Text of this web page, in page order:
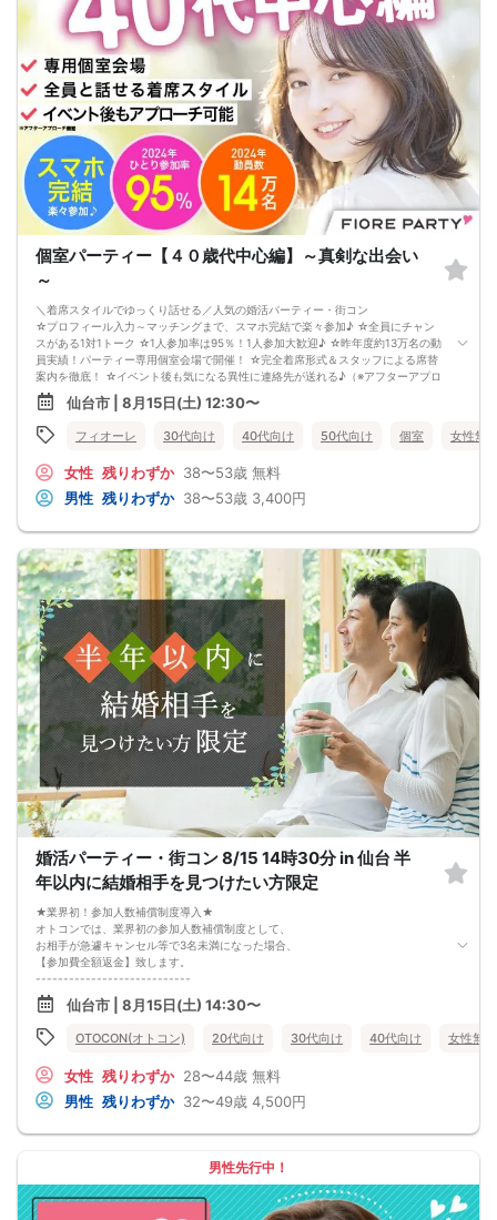
個室パーティー【４０歳代中心編】～真剣な出会い
～
＼着席スタイルでゆっくり話せる／人気の婚活パーティー・街コン
☆プロフィール入力～マッチングまで、スマホ完結で楽々参加♪ ☆全員にチャン
スがある1対1トーク ☆1人参加率は95％！1人参加大歓迎♪ ☆昨年度約13万名の動
員実績！パーティー専用個室会場で開催！ ☆完全着席形式＆スタッフによる席替
案内を徹底！ ☆イベント後も気になる異性に連絡先が送れる♪（※アフターアプロ
ーチ機能） スタッフが最初から最後まで進行するので、フリータイムで放置され
て人気の方と一度もお話できずに気が付いたらイベント終了・・・ということは
一切ありません！ 持ち物について ・ご本人様確認書類（無い場合はキャンセル扱
いとなります） ・最新版Google Chromeか最新版Safariを使用可能なスマホ （こ
上、カードスタイルに切り替えて催行する場合がございます。） ・なるべくお釣
銭がでないようご用意いただけますと幸いです。 ※集客状況に応じてサムネイル
等が変更になる場合がございます。 参加年齢と参加条件は変更されませんのでご
仙台市 | 8月15日(土) 12:30〜
フィオーレ 30代向け 40代向け 50代向け 個室 女性無
女性 残りわずか 38〜53歳 無料
男性 残りわずか 38〜53歳 3,400円
婚活パーティー・街コン 8/15 14時30分 in 仙台 半
年以内に結婚相手を見つけたい方限定
★業界初！参加人数補償制度導入★
オトコンでは、業界初の参加人数補償制度として、
お相手が急遽キャンセル等で3名未満になった場合、
【参加費全額返金】致します。
----------------------------
★☆オトコンが選ばれる３つの理由☆★
①お相手と【2回話す】進行
オトコンは業界で初めて2回話せるシステムを導入しました。
ゆっくり会話を楽しむことができ、大変好評です。
初めての方でも安心してご参加頂けます。
③連絡先交換自由
気になる人へ連絡先を伝えられるので、
15分前から受付です。
↓
仙台市 | 8月15日(土) 14:30〜
OTOCON(オトコン) 20代向け 30代向け 40代向け 女性無料
女性 残りわずか 28〜44歳 無料
男性 残りわずか 32〜49歳 4,500円
男性先行中！